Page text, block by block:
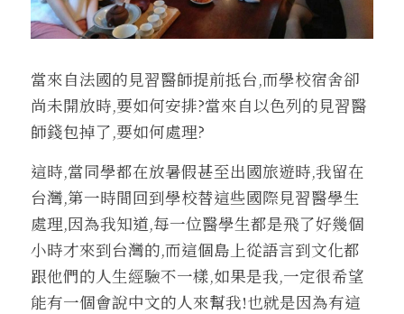
當來自法國的見習醫師提前抵台,而學校宿舍卻
尚未開放時,要如何安排?當來自以色列的見習醫
師錢包掉了,要如何處理?
這時,當同學都在放暑假甚至出國旅遊時,我留在
台灣,第一時間回到學校替這些國際見習醫學生
處理,因為我知道,每一位醫學生都是飛了好幾個
小時才來到台灣的,而這個島上從語言到文化都
跟他們的人生經驗不一樣,如果是我,一定很希望
能有一個會說中文的人來幫我!也就是因為有這